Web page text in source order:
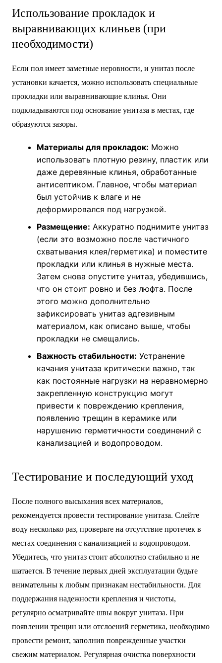
Использование прокладок и
выравнивающих клиньев (при
необходимости)
Если пол имеет заметные неровности, и унитаз после
установки качается, можно использовать специальные
прокладки или выравнивающие клинья. Они
подкладываются под основание унитаза в местах, где
образуются зазоры.
Материалы для прокладок: Можно
использовать плотную резину, пластик или
даже деревянные клинья, обработанные
антисептиком. Главное, чтобы материал
был устойчив к влаге и не
деформировался под нагрузкой.
Размещение: Аккуратно поднимите унитаз
(если это возможно после частичного
схватывания клея/герметика) и поместите
прокладки или клинья в нужные места.
Затем снова опустите унитаз, убедившись,
что он стоит ровно и без люфта. После
этого можно дополнительно
зафиксировать унитаз адгезивным
материалом, как описано выше, чтобы
прокладки не смещались.
Важность стабильности: Устранение
качания унитаза критически важно, так
как постоянные нагрузки на неравномерно
закрепленную конструкцию могут
привести к повреждению крепления,
появлению трещин в керамике или
нарушению герметичности соединений с
канализацией и водопроводом.
Тестирование и последующий уход
После полного высыхания всех материалов,
рекомендуется провести тестирование унитаза. Слейте
воду несколько раз, проверьте на отсутствие протечек в
местах соединения с канализацией и водопроводом.
Убедитесь, что унитаз стоит абсолютно стабильно и не
шатается. В течение первых дней эксплуатации будьте
внимательны к любым признакам нестабильности. Для
поддержания надежности крепления и чистоты,
регулярно осматривайте швы вокруг унитаза. При
появлении трещин или отслоений герметика, необходимо
провести ремонт, заполнив поврежденные участки
свежим материалом. Регулярная очистка поверхности